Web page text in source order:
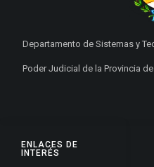
ENLACES DE
INTERÉS
Departamento de Sistemas y
Poder Judicial de la Provincia